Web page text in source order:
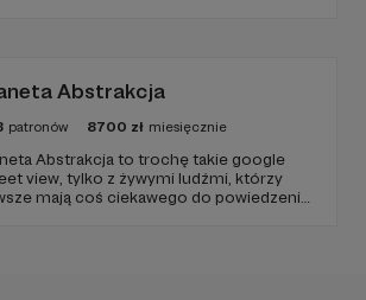
Abstrakcja
patronów 8700 zł miesięcznie
Abstrakcja to trochę takie google
view, tylko z żywymi ludźmi, którzy
mają coś ciekawego do powiedzenia